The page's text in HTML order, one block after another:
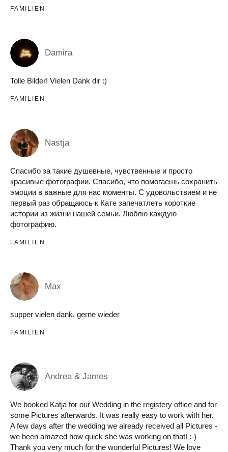
FAMILIEN
Damira
Tolle Bilder! Vielen Dank dir :)
FAMILIEN
Nastja
Спасибо за такие душевные, чувственные и просто
красивые фотографии. Спасибо, что помогаешь сохранить
эмоции в важные для нас моменты. С удовольствием и не
первый раз обращаюсь к Кате запечатлеть короткие
истории из жизни нашей семьи. Люблю каждую
фотографию.
FAMILIEN
Max
supper vielen dank, gerne wieder
FAMILIEN
Andrea & James
We booked Katja for our Wedding in the registery office and for
some Pictures afterwards. It was really easy to work with her.
A few days after the wedding we already received all Pictures -
we been amazed how quick she was working on that! :-)
Thank you very much for the wonderful Pictures! We love